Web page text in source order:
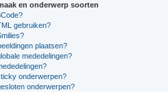
en onderwerp soorten
gebruiken?
plaatsen?
mededelingen?
onderwerpen?
onderwerpen?